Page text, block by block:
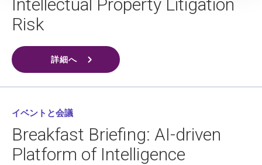
Intellectual Property Litigation
Risk
詳細へ
イベントと会議
Breakfast Briefing: AI-driven
Platform of Intelligence